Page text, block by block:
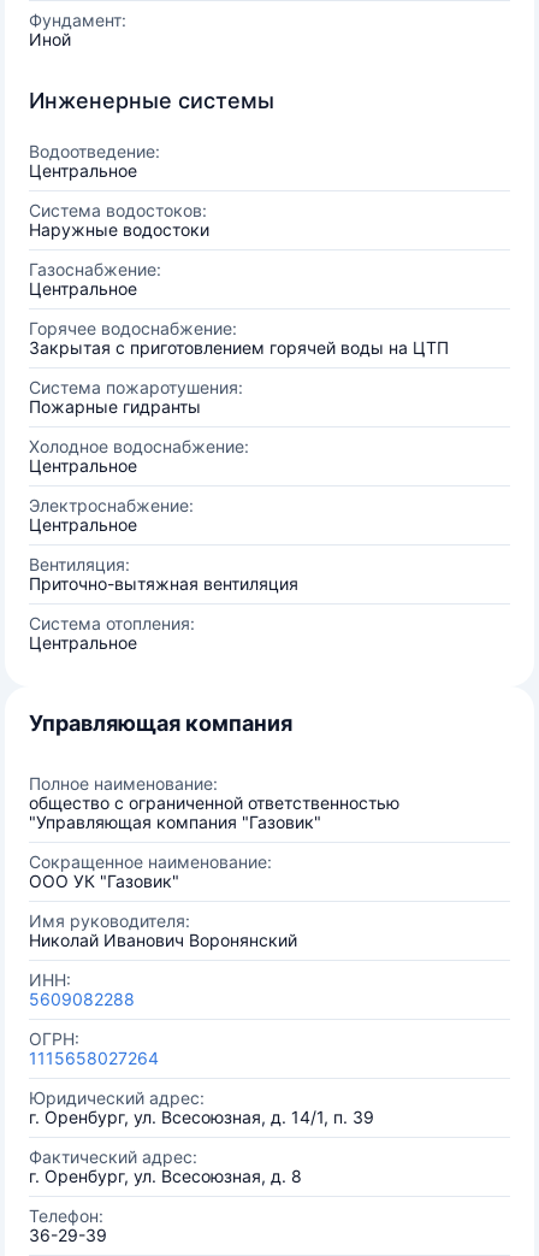
Фундамент:
Иной
Инженерные системы
Водоотведение:
Центральное
Система водостоков:
Наружные водостоки
Газоснабжение:
Центральное
Горячее водоснабжение:
Закрытая с приготовлением горячей воды на ЦТП
Система пожаротушения:
Пожарные гидранты
Холодное водоснабжение:
Центральное
Электроснабжение:
Центральное
Вентиляция:
Приточно-вытяжная вентиляция
Система отопления:
Центральное
Управляющая компания
Полное наименование:
общество с ограниченной ответственностью
"Управляющая компания "Газовик"
Сокращенное наименование:
ООО УК "Газовик"
Имя руководителя:
Николай Иванович Воронянский
ИНН:
5609082288
ОГРН:
1115658027264
Юридический адрес:
г. Оренбург, ул. Всесоюзная, д. 14/1, п. 39
Фактический адрес:
г. Оренбург, ул. Всесоюзная, д. 8
Телефон:
36-29-39